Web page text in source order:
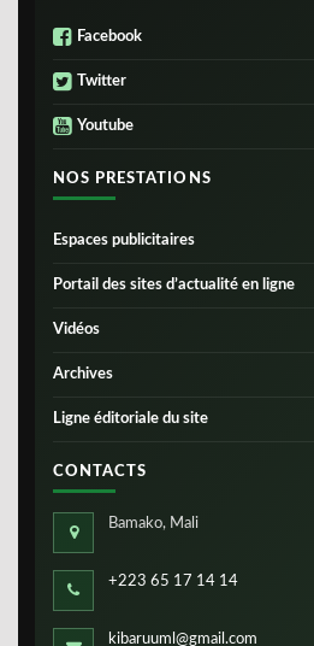
Facebook
Twitter
Youtube
NOS PRESTATIONS
Espaces publicitaires
Portail des sites d’actualité en ligne
Vidéos
Archives
Ligne éditoriale du site
CONTACTS
Bamako, Mali
+223 65 17 14 14
kibaruuml@gmail.com